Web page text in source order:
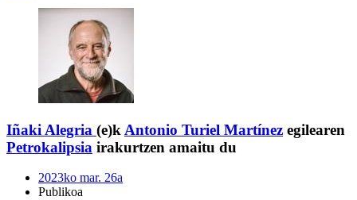
Iñaki Alegria (e)k Antonio Turiel Martínez egilearen
Petrokalipsia irakurtzen amaitu du
2023ko mar. 26a
Publikoa